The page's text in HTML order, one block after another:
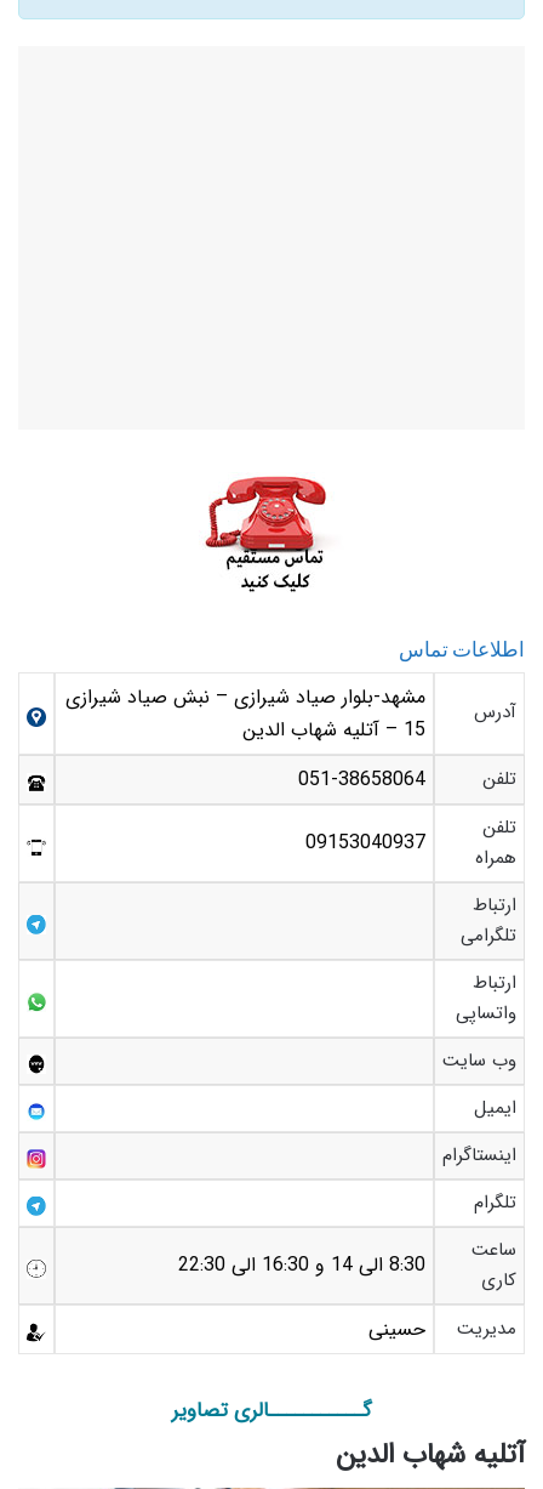
اطلاعات تماس
آدرس
مشهد-بلوار صیاد شیرازی – نبش صیاد شیرازی
15 – آتلیه شهاب الدین
تلفن 051-38658064
تلفن
همراه
09153040937
ارتباط
تلگرامی
ارتباط
واتساپی
وب سایت
ایمیل
اینستاگرام
تلگرام
ساعت
کاری
8:30 الی 14 و 16:30 الی 22:30
مدیریت حسینی
گـــــــــــالری تصاویر
آتلیه شهاب الدین